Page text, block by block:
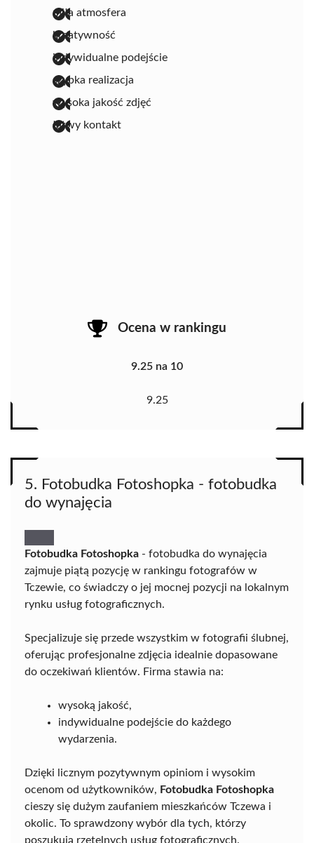
miła atmosfera
kreatywność
indywidualne podejście
szybka realizacja
wysoka jakość zdjęć
łatwy kontakt
Ocena w rankingu
9.25 na 10
9.25
5. Fotobudka Fotoshopka - fotobudka
do wynajęcia
Fotobudka Fotoshopka - fotobudka do wynajęcia
zajmuje piątą pozycję w rankingu fotografów w
Tczewie, co świadczy o jej mocnej pozycji na lokalnym
rynku usług fotograficznych.
Specjalizuje się przede wszystkim w fotografii ślubnej,
oferując profesjonalne zdjęcia idealnie dopasowane
do oczekiwań klientów. Firma stawia na:
wysoką jakość,
indywidualne podejście do każdego
wydarzenia.
Dzięki licznym pozytywnym opiniom i wysokim
ocenom od użytkowników, Fotobudka Fotoshopka
cieszy się dużym zaufaniem mieszkańców Tczewa i
okolic. To sprawdzony wybór dla tych, którzy
poszukują rzetelnych usług fotograficznych.